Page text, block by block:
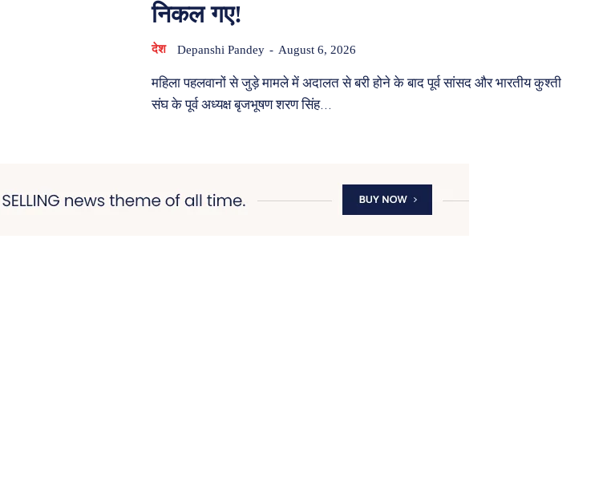
निकल गए!
देश Depanshi Pandey - August 6, 2026
महिला पहलवानों से जुड़े मामले में अदालत से बरी होने के बाद पूर्व सांसद और भारतीय कुश्ती
संघ के पूर्व अध्यक्ष बृजभूषण शरण सिंह...